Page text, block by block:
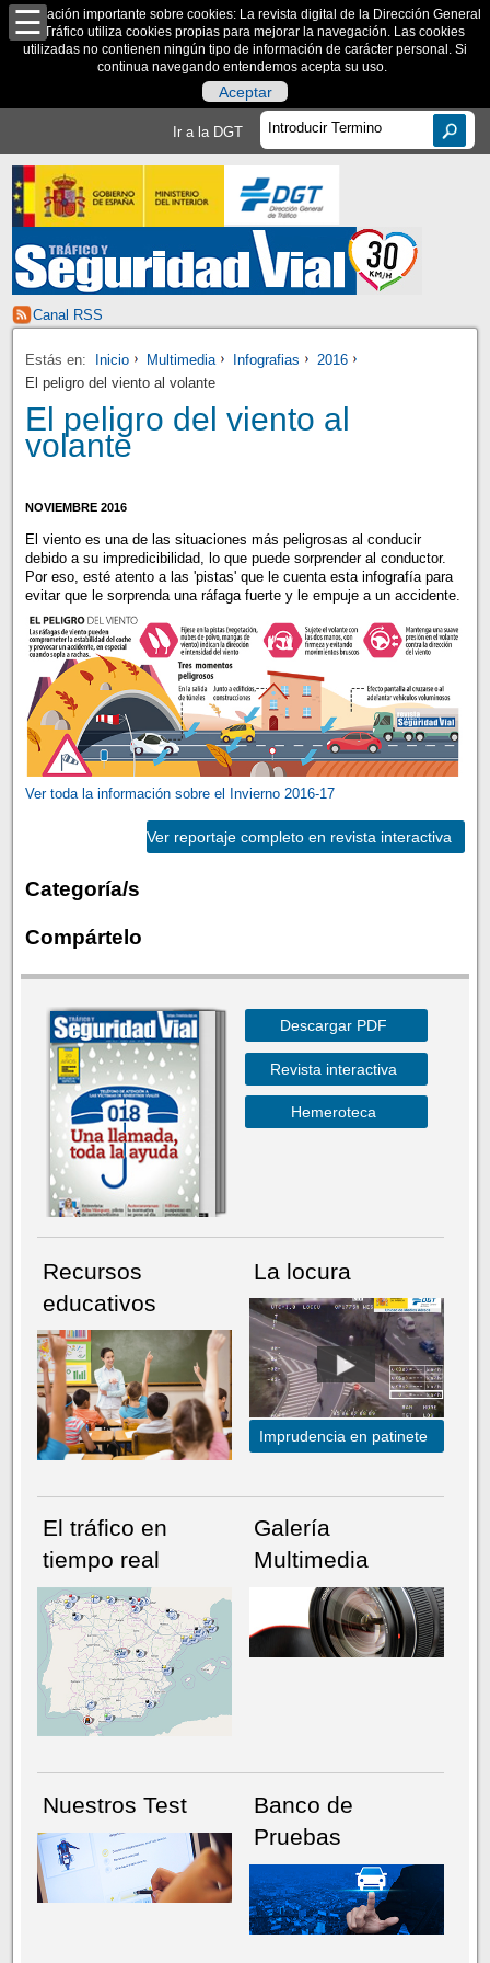
Información importante sobre cookies: La revista digital de la Dirección General
de Tráfico utiliza cookies propias para mejorar la navegación. Las cookies
utilizadas no contienen ningún tipo de información de carácter personal. Si
continua navegando entendemos acepta su uso.
Aceptar
Ir a la DGT
Canal RSS
Estás en: Inicio Multimedia Infografias
2016
El peligro del viento al volante
El peligro del viento al
volante
NOVIEMBRE 2016
El viento es una de las situaciones más peligrosas al conducir
debido a su impredicibilidad, lo que puede sorprender al conductor.
Por eso, esté atento a las 'pistas' que le cuenta esta infografía para
evitar que le sorprenda una ráfaga fuerte y le empuje a un accidente.
Ver toda la información sobre el Invierno 2016-17
Ver reportaje completo en revista interactiva
Categoría/s
Compártelo
NÚMERO ACTUALHEMEROTECA
Descargar PDF
Revista interactiva
Hemeroteca
Recursos
educativos
La locura
Imprudencia en patinete
El tráfico en
tiempo real
Galería
Multimedia
Nuestros Test
Banco de
Pruebas